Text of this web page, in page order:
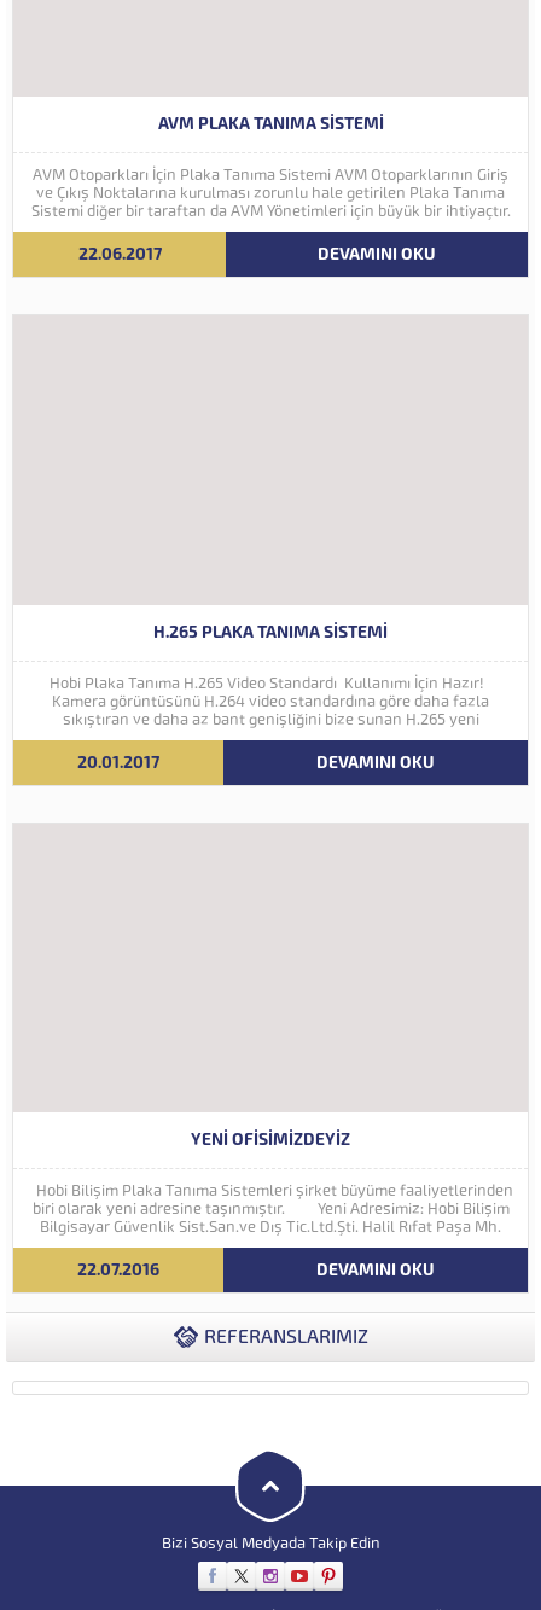
AVM PLAKA TANIMA SISTEMI
AVM Otoparkları İçin Plaka Tanıma Sistemi AVM Otoparklarının Giriş
ve Çıkış Noktalarına kurulması zorunlu hale getirilen Plaka Tanıma
Sistemi diğer bir taraftan da AVM Yönetimleri için büyük bir ihtiyaçtır.
AVM Yönetimleri Plaka Tanıma Sisteminden elde edecekleri verilerle
müşteri yoğunluk analizlerini çok ayrıntılı...
22.06.2017 DEVAMINI OKU
H.265 PLAKA TANIMA SISTEMI
Hobi Plaka Tanıma H.265 Video Standardı Kullanımı İçin Hazır!
Kamera görüntüsünü H.264 video standardına göre daha fazla
sıkıştıran ve daha az bant genişliğini bize sunan H.265 yeni
nesil kodlama teknolojisi Hobi Plaka Tanıma Sistemine eklenmiştir.
İleriki yıllarda 4K ve...
20.01.2017 DEVAMINI OKU
YENI OFISIMIZDEYIZ
Hobi Bilişim Plaka Tanıma Sistemleri şirket büyüme faaliyetlerinden
biri olarak yeni adresine taşınmıştır. Yeni Adresimiz: Hobi Bilişim
Bilgisayar Güvenlik Sist.San.ve Dış Tic.Ltd.Şti. Halil Rıfat Paşa Mh.
Perpa Ticaret Merkezi A Blok Kat:5 No:71-73 (34384) Şişli...
22.07.2016 DEVAMINI OKU
REFERANSLARIMIZ
Bizi Sosyal Medyada Takip Edin